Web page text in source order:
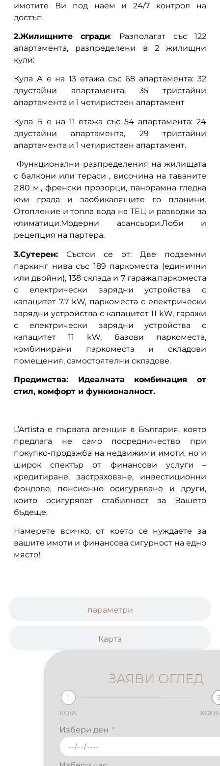
параметри
Карта
имотите Ви под наем и 24/7 контрол на
достъп.
2.Жилищните сгради: Разполагат със 122
апартамента, разпределени в 2 жилищни
кули:
Кула А е на 13 етажа със 68 апартамента: 32
двустайни апартамента, 35 тристайни
апартамента и 1 четиристаен апартамент
Кула Б е на 11 етажа със 54 апартамента: 24
двустайни апартамента, 29 тристайни
апартамента и 1 четиристаен апартамент.
Функционални разпределения на жилищата
с балкони или тераси , височина на таваните
2.80 м., френски прозорци, панорамна гледка
към града и заобикалящите го планини.
Отопление и топла вода на ТЕЦ и разводки за
климатици.Модерни асансьори.Лоби и
рецепция на партера.
3.Сутерен:Състои се от: Две подземни
паркинг нива със 189 паркоместа (единични
или двойни), 138 склада и 7 гаража,паркоместа
с електрически зарядни устройства с
капацитет 7.7 kW, паркоместа с електрически
зарядни устройства с капацитет 11 kW, гаражи
с електрически зарядни устройства с
капацитет 11 kW, базови паркоместа,
комбинирани паркоместа и складови
помещения, самостоятелни складове.
Предимства: Идеалната комбинация от
стил, комфорт и функионалност.
L’Artista е първата агенция в България, която
предлага не само посредничество при
покупко-продажба на недвижими имоти, но и
широк спектър от финансови услуги –
кредитиране, застраховане, инвестиционни
фондове, пенсионно осигуряване и други,
които осигуряват стабилност за Вашето
бъдеще.
Намерете всичко, от което се нуждаете за
вашите имоти и финансова сигурност на едно
място!
ЗАЯВИ ОГЛЕД
2
КОНТАКТИ
Избери ден